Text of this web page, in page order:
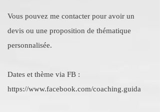
Vous pouvez me contacter pour avoir un
devis ou une proposition de thématique
personnalisée.
Dates et thème via FB :
https://www.facebook.com/coaching.guida